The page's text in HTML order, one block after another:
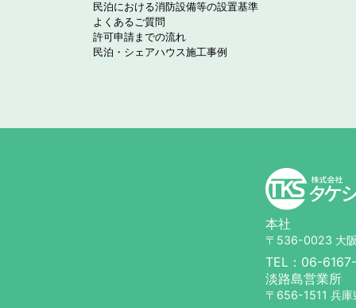
民泊における消防設備等の設置基準
よくあるご質問
許可申請までの流れ
民泊・シェアハウス施工事例
本社
〒536-0023 大
TEL： 06-
淡路島営業所
〒656-1511 兵